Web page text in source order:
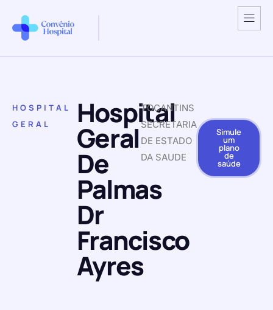
HOSPITAL
GERAL
Hospital
Geral
De
Palmas
Dr
Francisco
Ayres
TOCANTINS
SECRETARIA
DE ESTADO
DA SAUDE
Simule
um
plano
de
saúde